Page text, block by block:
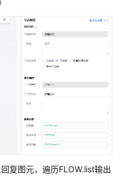
复图元，遍历FLOW.list输出